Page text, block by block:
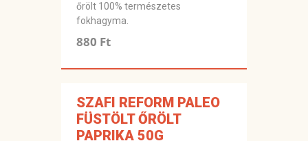
őrölt 100% természetes
fokhagyma.
880 Ft
SZAFI REFORM PALEO
FÜSTÖLT ŐRÖLT
PAPRIKA 50G